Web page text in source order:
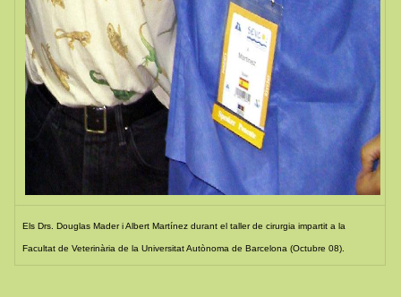
Els Drs. Douglas Mader i Albert Martínez durant el taller de cirurgia impartit ala
Facultat de Veterinària dela Universitat Autònoma de Barcelona(Octubre 08).